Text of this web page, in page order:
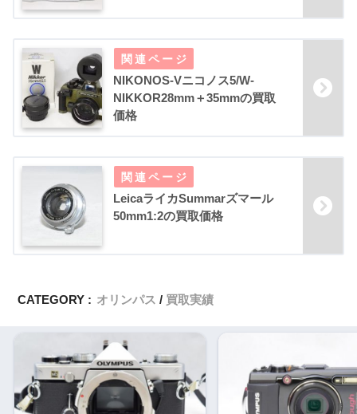
NIKONOS-Vニコノス5/W-
NIKKOR28mm＋35mmの買取
価格
LeicaライカSummarズマール
50mm1:2の買取価格
CATEGORY : オリンパス 買取実績